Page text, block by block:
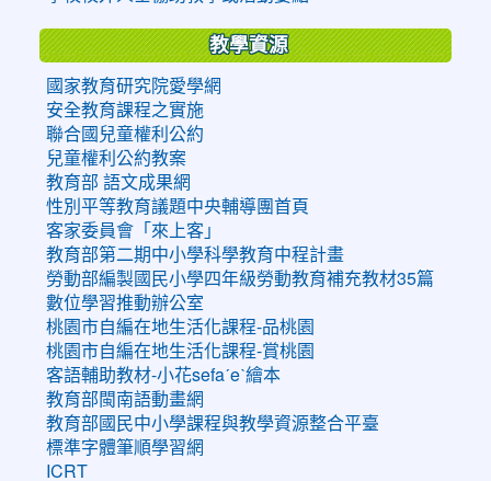
教學資源
國家教育研究院愛學網
安全教育課程之實施
聯合國兒童權利公約
兒童權利公約教案
教育部 語文成果網
性別平等教育議題中央輔導團首頁
客家委員會「來上客」
教育部第二期中小學科學教育中程計畫
勞動部編製國民小學四年級勞動教育補充教材35篇
數位學習推動辦公室
桃園市自編在地生活化課程-品桃園
桃園市自編在地生活化課程-賞桃園
客語輔助教材-小花sefaˊeˋ繪本
教育部閩南語動畫網
教育部國民中小學課程與教學資源整合平臺
標準字體筆順學習網
ICRT